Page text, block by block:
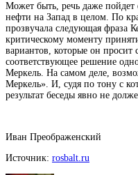
Может быть, речь даже пойдет
нефти на Запад в целом. По
прозвучала следующая фраза
критическому моменту
вариантов, которые он
соответствующее решение
Меркель. На самом деле,
Меркель». И, судя по тону с
результат беседы явно не
Иван Преображенский
Источник: rosbalt.ru